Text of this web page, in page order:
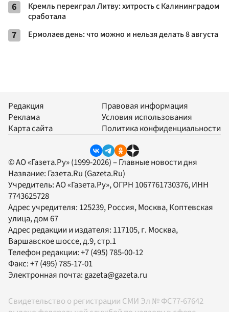
6
Кремль переиграл Литву: хитрость с Калининградом
сработала
7 Ермолаев день: что можно и нельзя делать 8 августа
Редакция
Реклама
Карта сайта
Правовая информация
Условия использования
Политика конфиденциальности
© АО «Газета.Ру» (1999-2026) – Главные новости дня
Название: Газета.Ru (Gazeta.Ru)
Учредитель:АО «Газета.Ру», ОГРН 1067761730376, ИНН
7743625728
Адрес учредителя: 125239, Россия, Москва, Коптевская
улица, дом 67
Адрес редакции и издателя: 117105, г. Москва,
Варшавское шоссе, д.9, стр.1
Телефон редакции:+7 (495) 785-00-12
Факс:+7 (495) 785-17-01
Электронная почта:gazeta@gazeta.ru
Свидетельство о регистрации СМИ Эл № ФС77-67642